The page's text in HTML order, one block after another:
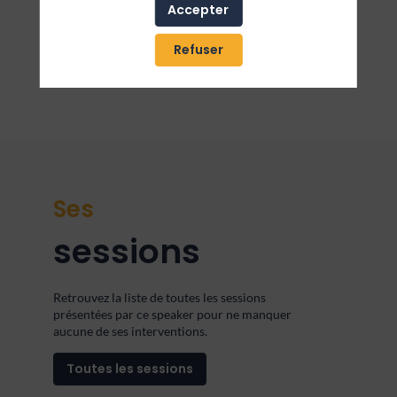
nostrud exercitation ullamco laboris nisi ut aliquip
ex ea commodo consequat. Duis aute irure dolor in
reprehenderit in voluptate velit esse cillum dolore eu
fugiat nulla pariatur
Ses
sessions
Retrouvez la liste de toutes les sessions
présentées par ce speaker pour ne manquer
aucune de ses interventions.
Toutes les sessions
Accepter
Refuser